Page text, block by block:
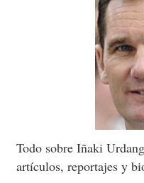
Todo sobre Iñaki
artículos, reportajes y